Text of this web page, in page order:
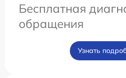
Бесплатная
обращения
Узнать